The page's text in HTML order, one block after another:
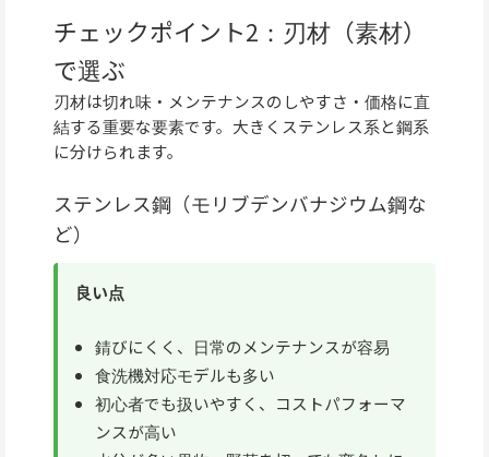
チェックポイント2：刃材（素材）
で選ぶ
刃材は切れ味・メンテナンスのしやすさ・価格に直
結する重要な要素です。大きくステンレス系と鋼系
に分けられます。
ステンレス鋼（モリブデンバナジウム鋼な
ど）
良い点
錆びにくく、日常のメンテナンスが容易
食洗機対応モデルも多い
初心者でも扱いやすく、コストパフォーマ
ンスが高い